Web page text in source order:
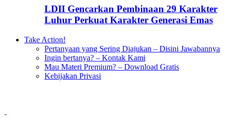
LDII Gencarkan Pembinaan 29 Karakter
Luhur Perkuat Karakter Generasi Emas
Take Action!
Pertanyaan yang Sering Diajukan – Disini Jawabannya
Ingin bertanya? – Kontak Kami
Mau Materi Premium? – Download Gratis
Kebijakan Privasi